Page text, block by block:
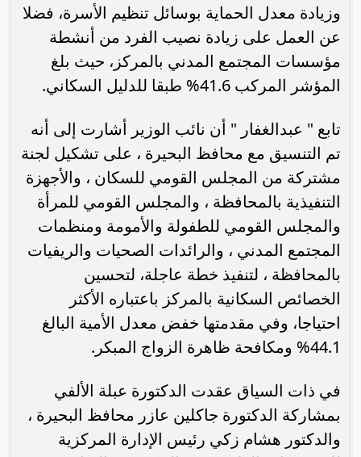
وزيادة معدل الحماية بوسائل تنظيم الأسرة، فضلا
عن العمل على زيادة نصيب الفرد من أنشطة
مؤسسات المجتمع المدني بالمركز، حيث بلغ
المؤشر المركب 41.6% طبقا للدليل السكاني.
تابع " عبدالغفار " أن نائب الوزير أشارت إلى أنه
تم التنسيق مع محافظ البحيرة ، على تشكيل لجنة
مشتركة من المجلس القومي للسكان ، والأجهزة
التنفيذية بالمحافظة ، والمجلس القومي للمرأة
والمجلس القومي للطفولة والأمومة ومنظمات
المجتمع المدني ، والرائدات الصحيات والريفيات
بالمحافظة ، لتنفيذ خطة عاجلة، لتحسين
الخصائص السكانية بالمركز باعتباره الأكثر
احتياجا، وفي مقدمتها خفض معدل الأمية البالغ
44.1% ومكافحة ظاهرة الزواج المبكر.
في ذات السياق عقدت الدكتورة عبلة الألفي
بمشاركة الدكتورة جاكلين عازر محافظ البحيرة ،
والدكتور هشام زكي رئيس الإدارة المركزية